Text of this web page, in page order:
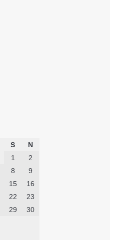
S N
1
2
8
9
15
16
22
23
29
30